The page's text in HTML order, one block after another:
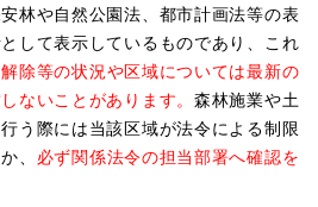
林や自然公園法、都市計画法等の表
して表示しているものであり、これ
除等の状況や区域については最新の
ないことがあります。 森林施業や土
う際には当該区域が法令による制限
、 必ず関係法令の担当部署へ確認を